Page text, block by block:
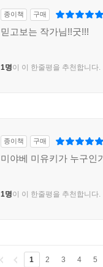
종이책 구매
믿고보는 작가님!!굿!!!
1명이 이 한줄평을 추천합니다.
종이책 구매
미야베 미유키가 누구인
1명이 이 한줄평을 추천합니다.
1 2 3 4 5